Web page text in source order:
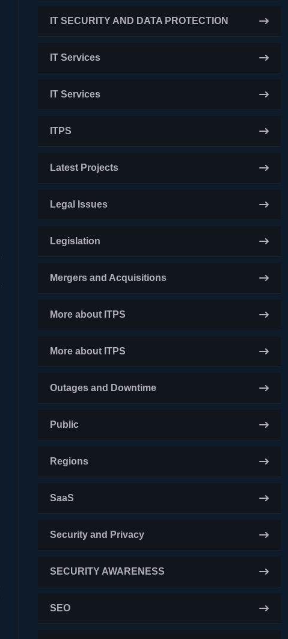
IT SECURITY AND DATA PROTECTION
IT Services
IT Services
ITPS
Latest Projects
Legal Issues
Legislation
Mergers and Acquisitions
More about ITPS
More about ITPS
Outages and Downtime
Public
Regions
SaaS
Security and Privacy
SECURITY AWARENESS
SEO